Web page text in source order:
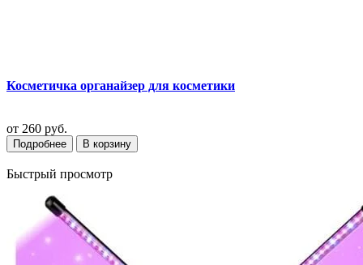
Косметичка органайзер для косметики
от 260 руб.
Подробнее В корзину
Быстрый просмотр